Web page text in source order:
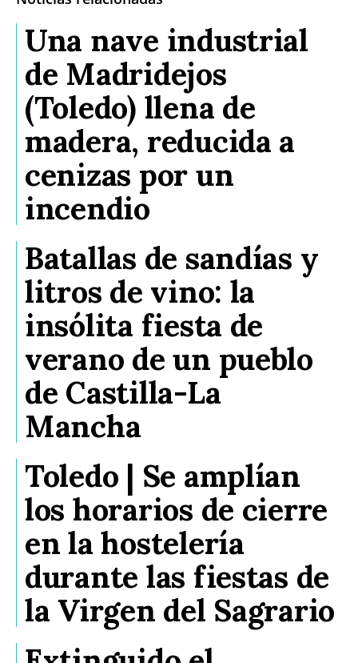
Una nave industrial
de Madridejos
(Toledo) llena de
madera, reducida a
cenizas por un
incendio
Batallas de sandías y
litros de vino: la
insólita fiesta de
verano de un pueblo
de Castilla-La
Mancha
Toledo | Se amplían
los horarios de cierre
en la hostelería
durante las fiestas de
la Virgen del Sagrario